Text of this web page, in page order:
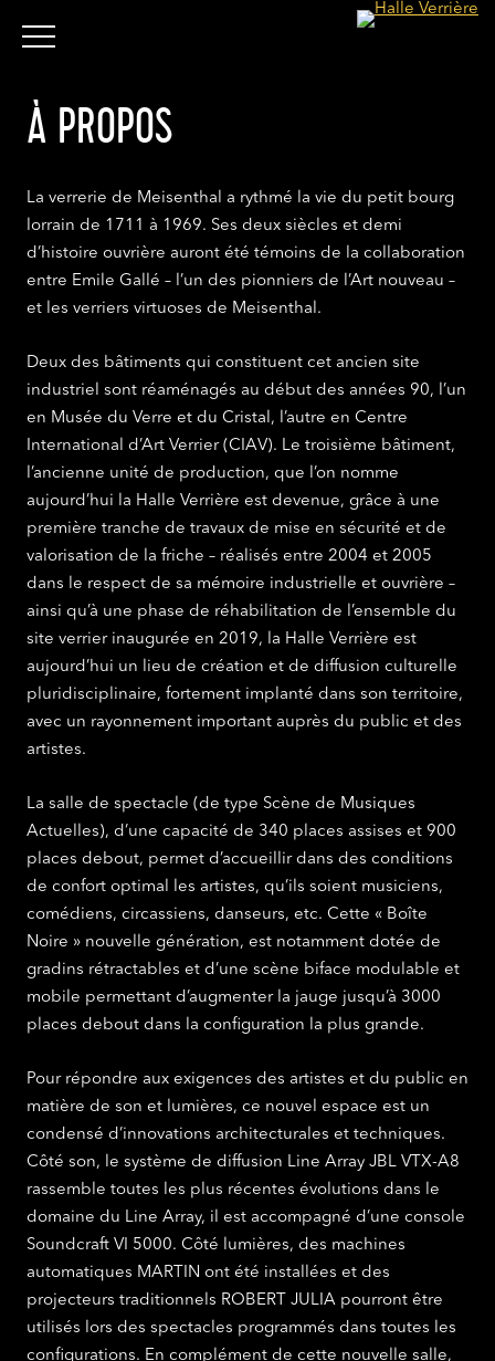
À PROPOS
La verrerie de Meisenthal a rythmé la vie du petit bourg
lorrain de 1711 à 1969. Ses deux siècles et demi
d’histoire ouvrière auront été témoins de la collaboration
entre Emile Gallé – l’un des pionniers de l’Art nouveau –
et les verriers virtuoses de Meisenthal.
Deux des bâtiments qui constituent cet ancien site
industriel sont réaménagés au début des années 90, l’un
en Musée du Verre et du Cristal, l’autre en Centre
International d’Art Verrier (CIAV). Le troisième bâtiment,
l’ancienne unité de production, que l’on nomme
aujourd’hui la Halle Verrière est devenue, grâce à une
première tranche de travaux de mise en sécurité et de
valorisation de la friche – réalisés entre 2004 et 2005
dans le respect de sa mémoire industrielle et ouvrière –
ainsi qu’à une phase de réhabilitation de l’ensemble du
site verrier inaugurée en 2019, la Halle Verrière est
aujourd’hui un lieu de création et de diffusion culturelle
pluridisciplinaire, fortement implanté dans son territoire,
avec un rayonnement important auprès du public et des
artistes.
La salle de spectacle (de type Scène de Musiques
Actuelles), d’une capacité de 340 places assises et 900
places debout, permet d’accueillir dans des conditions
de confort optimal les artistes, qu’ils soient musiciens,
comédiens, circassiens, danseurs, etc. Cette « Boîte
Noire » nouvelle génération, est notamment dotée de
gradins rétractables et d’une scène biface modulable et
mobile permettant d’augmenter la jauge jusqu’à 3000
places debout dans la configuration la plus grande.
Pour répondre aux exigences des artistes et du public en
matière de son et lumières, ce nouvel espace est un
condensé d’innovations architecturales et techniques.
Côté son, le système de diffusion Line Array JBL VTX-A8
rassemble toutes les plus récentes évolutions dans le
domaine du Line Array, il est accompagné d’une console
Soundcraft VI 5000. Côté lumières, des machines
automatiques MARTIN ont été installées et des
projecteurs traditionnels ROBERT JULIA pourront être
utilisés lors des spectacles programmés dans toutes les
configurations. En complément de cette nouvelle salle,